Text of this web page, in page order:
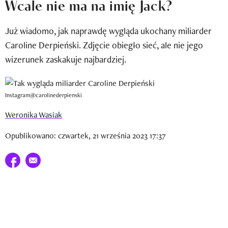
Newsletter
Wizaz Summer Influ School
Mój profil / Zarejestruj się
Wcale nie ma na imię Jack?
Już wiadomo, jak naprawdę wygląda ukochany miliarder
Caroline Derpieński. Zdjęcie obiegło sieć, ale nie jego
wizerunek zaskakuje najbardziej.
Instagram@carolinederpienski
Weronika Wasiak
Opublikowano: czwartek, 21 września 2023 17:37
Udostępnij na facebook
E-mail do przyjaciela